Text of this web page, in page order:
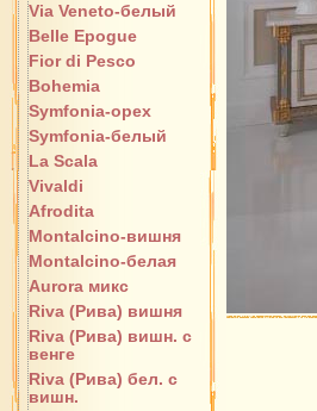
Via Veneto-белый
Belle Epogue
Fior di Pesco
Bohemia
Symfonia-орех
Symfonia-белый
La Scala
Vivaldi
Afrodita
Montalcino-вишня
Montalcino-белая
Aurora микс
Riva (Рива) вишня
Riva (Рива) вишн. с
венге
Riva (Рива) бел. с
вишн.